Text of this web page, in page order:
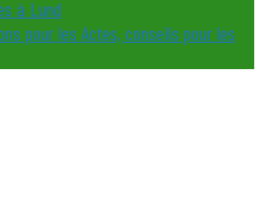
à Lund
pour les Actes, conseils pour les